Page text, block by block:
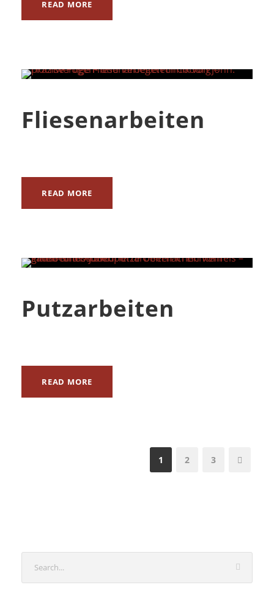
READ MORE
Fliesenarbeiten
READ MORE
Putzarbeiten
READ MORE
1 2 3